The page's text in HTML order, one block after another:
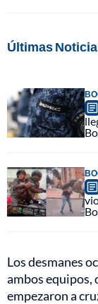
Últimas
Los desmanes
ambos equipos,
empezaron a